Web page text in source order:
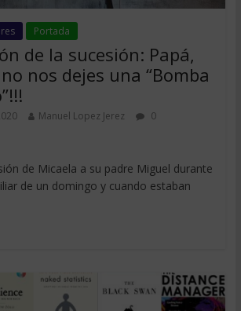
Portada
de la sucesión: Papá,
nos dejes una “Bomba
Manuel Lopez Jerez
0
de Micaela a su padre Miguel durante
de un domingo y cuando estaban